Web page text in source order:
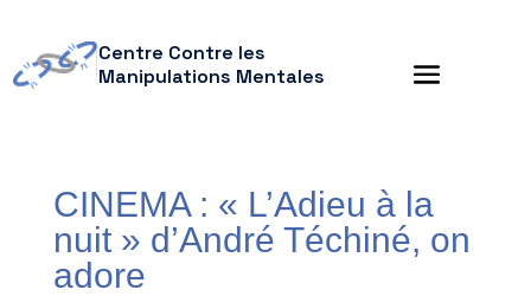
Centre Contre les
Manipulations Mentales
CINEMA : « L’Adieu à la
nuit » d’André Téchiné, on
adore